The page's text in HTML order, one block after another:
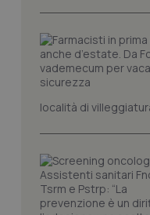
località di